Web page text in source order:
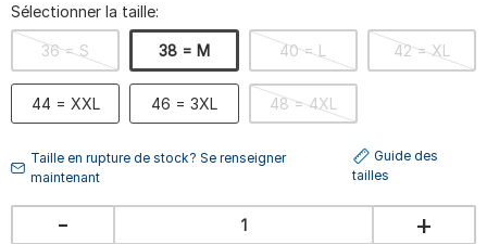
Sélectionner la taille:
36 = S 38 = M 40 = L 42 = XL
44 = XXL 46 = 3XL 48 = 4XL
Taille en rupture de stock? Se renseigner
maintenant
Guide des
tailles
- +